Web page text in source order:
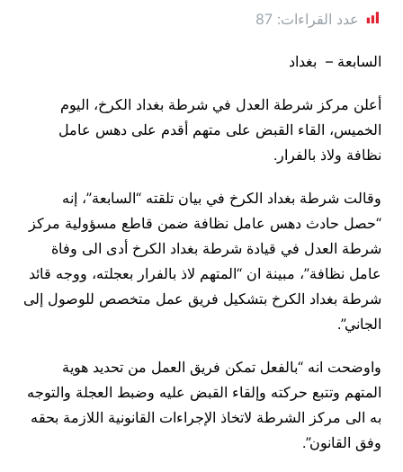
عدد القراءات: 87
السابعة – بغداد
أعلن مركز شرطة العدل في شرطة بغداد الكرخ، اليوم
الخميس، القاء القبض على متهم أقدم على دهس عامل
نظافة ولاذ بالفرار.
وقالت شرطة بغداد الكرخ في بيان تلقته “السابعة”، إنه
“حصل حادث دهس عامل نظافة ضمن قاطع مسؤولية مركز
شرطة العدل في قيادة شرطة بغداد الكرخ أدى الى وفاة
عامل نظافة”، مبينة ان “المتهم لاذ بالفرار بعجلته، ووجه قائد
شرطة بغداد الكرخ بتشكيل فريق عمل متخصص للوصول إلى
الجاني”.
واوضحت انه “بالفعل تمكن فريق العمل من تحديد هوية
المتهم وتتبع حركته وإلقاء القبض عليه وضبط العجلة والتوجه
به الى مركز الشرطة لاتخاذ الإجراءات القانونية اللازمة بحقه
وفق القانون”.